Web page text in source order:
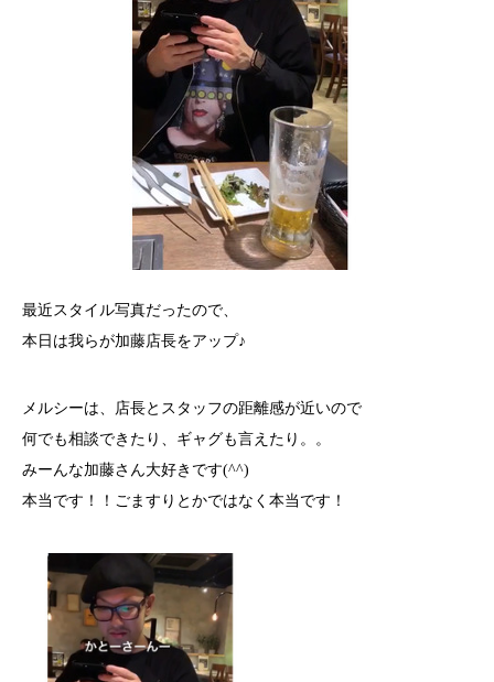
最近スタイル写真だったので、
本日は我らが加藤店長をアップ♪
メルシーは、店長とスタッフの距離感が近いので
何でも相談できたり、ギャグも言えたり。。
みーんな加藤さん大好きです(^^)
本当です！！ごますりとかではなく本当です！